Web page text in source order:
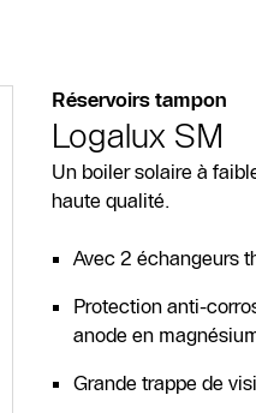
Réservoirs tampon
Logalux SM
Un boiler solaire à
haute qualité.
Avec 2 échangeurs
Protection anti-
anode en
Grande trappe de